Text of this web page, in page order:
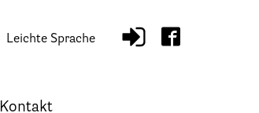
Leichte Sprache
Kontakt